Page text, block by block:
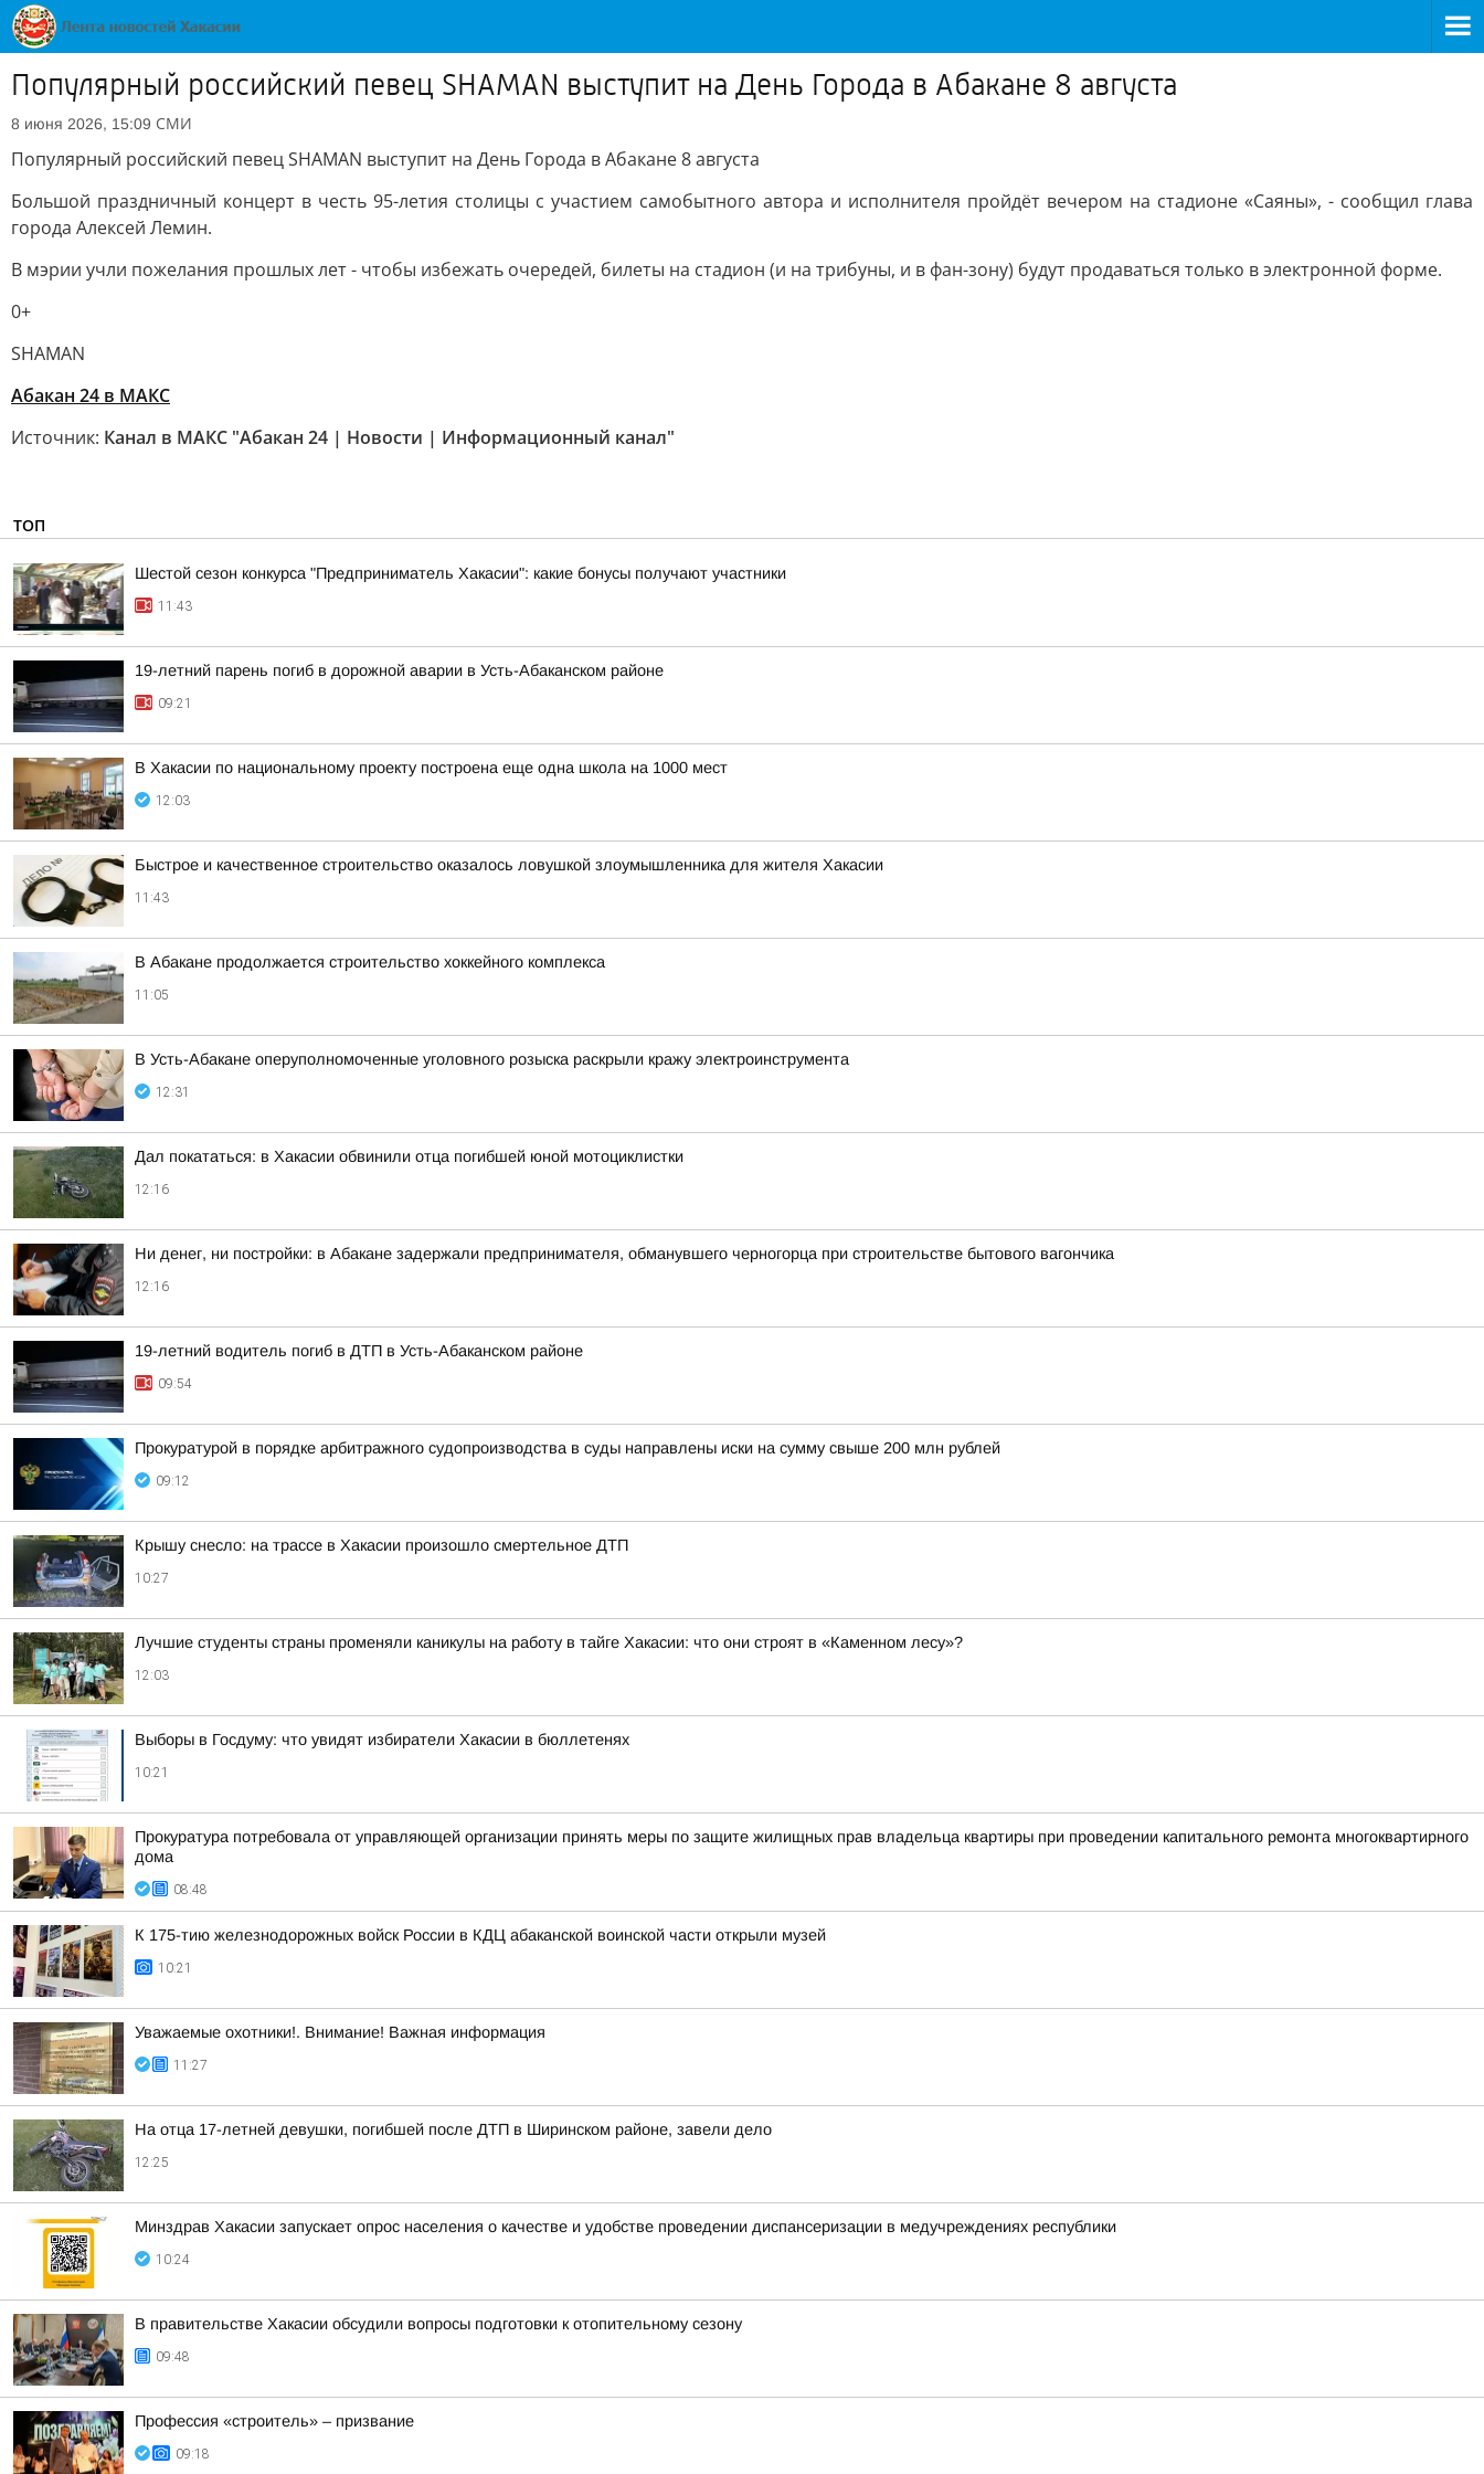
Популярный российский певец SHAMAN выступит на День Города в Абакане 8 августа
8 июня 2026, 15:09 СМИ
Популярный российский певец SHAMAN выступит на День Города в Абакане 8 августа
Большой праздничный концерт в честь 95-летия столицы с участием самобытного автора и исполнителя пройдёт вечером на стадионе «Саяны», - сообщил глава
города Алексей Лемин.
В мэрии учли пожелания прошлых лет - чтобы избежать очередей, билеты на стадион (и на трибуны, и в фан-зону) будут продаваться только в электронной форме.
0+
SHAMAN
Абакан 24 в МАКС
Источник: Канал в МАКС "Абакан 24 | Новости | Информационный канал"
ТОП
Шестой сезон конкурса "Предприниматель Хакасии": какие бонусы получают участники
11:43
19-летний парень погиб в дорожной аварии в Усть-Абаканском районе
09:21
В Хакасии по национальному проекту построена еще одна школа на 1000 мест
12:03
Быстрое и качественное строительство оказалось ловушкой злоумышленника для жителя Хакасии
11:43
В Абакане продолжается строительство хоккейного комплекса
11:05
В Усть-Абакане оперуполномоченные уголовного розыска раскрыли кражу электроинструмента
12:31
Дал покататься: в Хакасии обвинили отца погибшей юной мотоциклистки
12:16
Ни денег, ни постройки: в Абакане задержали предпринимателя, обманувшего черногорца при строительстве бытового вагончика
12:16
19-летний водитель погиб в ДТП в Усть-Абаканском районе
09:54
Прокуратурой в порядке арбитражного судопроизводства в суды направлены иски на сумму свыше 200 млн рублей
09:12
Крышу снесло: на трассе в Хакасии произошло смертельное ДТП
10:27
Лучшие студенты страны променяли каникулы на работу в тайге Хакасии: что они строят в «Каменном лесу»?
12:03
Выборы в Госдуму: что увидят избиратели Хакасии в бюллетенях
10:21
Прокуратура потребовала от управляющей организации принять меры по защите жилищных прав владельца квартиры при проведении капитального ремонта многоквартирного
дома
08:48
К 175-тию железнодорожных войск России в КДЦ абаканской воинской части открыли музей
10:21
Уважаемые охотники!. Внимание! Важная информация
11:27
На отца 17-летней девушки, погибшей после ДТП в Ширинском районе, завели дело
12:25
Минздрав Хакасии запускает опрос населения о качестве и удобстве проведении диспансеризации в медучреждениях республики
10:24
В правительстве Хакасии обсудили вопросы подготовки к отопительному сезону
09:48
Профессия «строитель» – призвание
09:18